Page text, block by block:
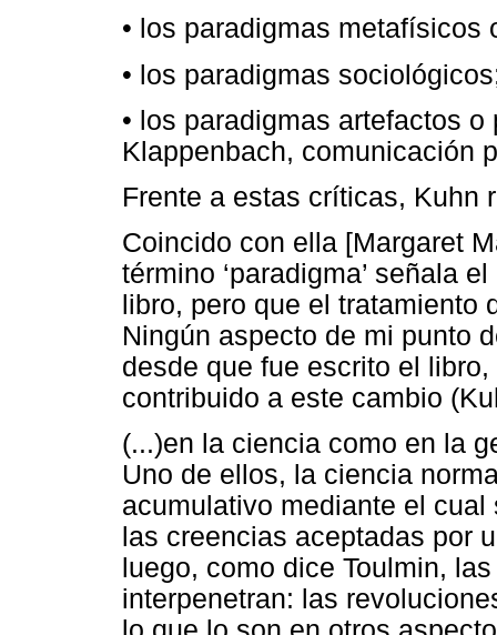
• los paradigmas metafísicos
• los paradigmas
• los paradigmas artefactos
Klappenbach, comunicación
Frente a estas críticas, Kuhn
Coincido con ella [Margaret
término ‘paradigma’ señala
libro, pero que el
Ningún aspecto de mi punto
desde que fue escrito el
contribuido a este cambio
(...)en la ciencia como en la
Uno de ellos, la ciencia
acumulativo mediante el
las creencias aceptadas por
luego, como dice Toulmin,
interpenetran: las